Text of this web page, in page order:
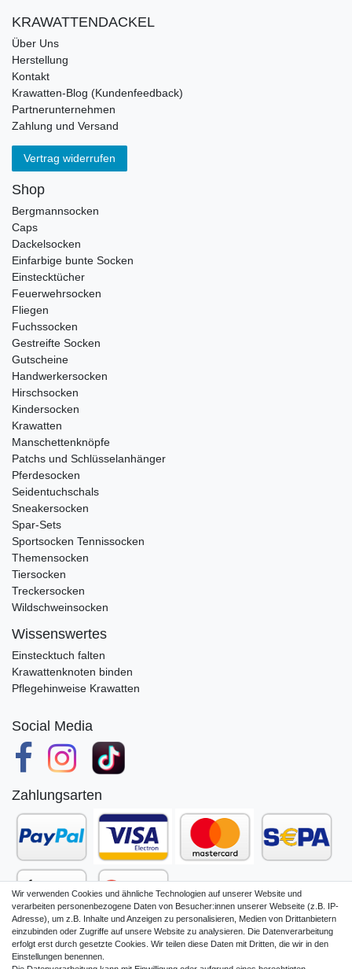
KRAWATTENDACKEL
Über Uns
Herstellung
Kontakt
Krawatten-Blog (Kundenfeedback)
Partnerunternehmen
Zahlung und Versand
Vertrag widerrufen
Shop
Bergmannsocken
Caps
Dackelsocken
Einfarbige bunte Socken
Einstecktücher
Feuerwehrsocken
Fliegen
Fuchssocken
Gestreifte Socken
Gutscheine
Handwerkersocken
Hirschsocken
Kindersocken
Krawatten
Manschettenknöpfe
Patchs und Schlüsselanhänger
Pferdesocken
Seidentuchschals
Sneakersocken
Spar-Sets
Sportsocken Tennissocken
Themensocken
Tiersocken
Treckersocken
Wildschweinsocken
Wissenswertes
Einstecktuch falten
Krawattenknoten binden
Pflegehinweise Krawatten
Social Media
Zahlungsarten
Wir verwenden Cookies und ähnliche Technologien auf unserer Website und
verarbeiten personenbezogene Daten von Besucher:innen unserer Webseite (z.B. IP-
Adresse), um z.B. Inhalte und Anzeigen zu personalisieren, Medien von Drittanbietern
einzubinden oder Zugriffe auf unsere Website zu analysieren. Die Datenverarbeitung
erfolgt erst durch gesetzte Cookies. Wir teilen diese Daten mit Dritten, die wir in den
Einstellungen benennen.